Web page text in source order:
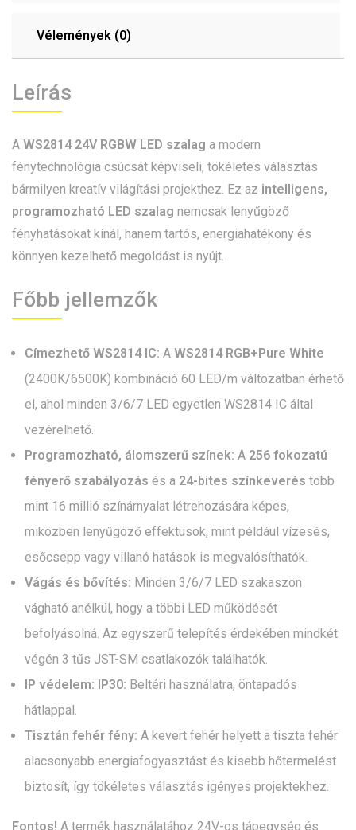
Vélemények (0)
Leírás
A WS2814 24V RGBW LED szalag a modern
fénytechnológia csúcsát képviseli, tökéletes választás
bármilyen kreatív világítási projekthez. Ez az intelligens,
programozható LED szalag nemcsak lenyűgöző
fényhatásokat kínál, hanem tartós, energiahatékony és
könnyen kezelhető megoldást is nyújt.
Főbb jellemzők
Címezhető WS2814 IC: A WS2814 RGB+Pure White
(2400K/6500K) kombináció 60 LED/m változatban érhető
el, ahol minden 3/6/7 LED egyetlen WS2814 IC által
vezérelhető.
Programozható, álomszerű színek: A 256 fokozatú
fényerő szabályozás és a 24-bites színkeverés több
mint 16 millió színárnyalat létrehozására képes,
miközben lenyűgöző effektusok, mint például vízesés,
esőcsepp vagy villanó hatások is megvalósíthatók.
Vágás és bővítés: Minden 3/6/7 LED szakaszon
vágható anélkül, hogy a többi LED működését
befolyásolná. Az egyszerű telepítés érdekében mindkét
végén 3 tűs JST-SM csatlakozók találhatók.
IP védelem: IP30: Beltéri használatra, öntapadós
hátlappal.
Tisztán fehér fény: A kevert fehér helyett a tiszta fehér
alacsonyabb energiafogyasztást és kisebb hőtermelést
biztosít, így tökéletes választás igényes projektekhez.
Fontos! A termék használatához 24V-os tápegység és